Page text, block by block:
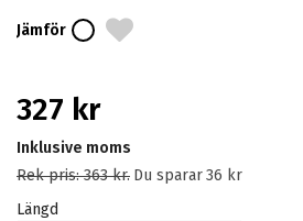
Jämför
327 kr
Inklusive moms
Rek pris:363 kr. Du sparar36 kr
Längd